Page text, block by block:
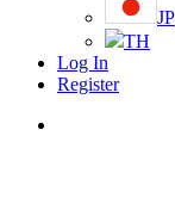
JP
TH
Log In
Register